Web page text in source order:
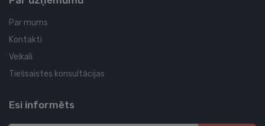
Par mums
Kontakti
Veikali
Tiešsaistes konsultācijas
Esi informēts